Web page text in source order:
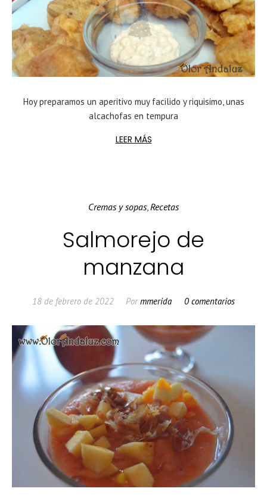
Hoy preparamos un aperitivo muy facilido y riquisimo, unas
alcachofas en tempura
LEER MÁS
Cremas y sopas, Recetas
Salmorejo de
manzana
18 de febrero de 2022 Pormmerida 0 comentarios